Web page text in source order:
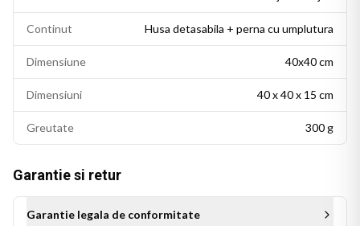
Continut Husa detasabila + perna cu umplutura
Dimensiune 40x40 cm
Dimensiuni 40 x 40 x 15 cm
Greutate 300 g
Garantie si retur
Garantie legala de conformitate